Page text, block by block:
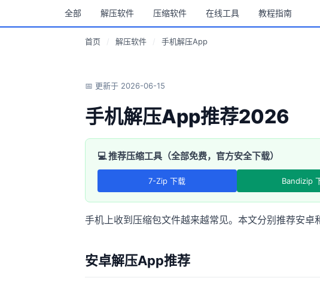
全部 解压软件 压缩软件 在线工具 教程指南
首页 / 解压软件 / 手机解压App
📅 更新于 2026-06-15
手机解压App推荐2026
💻 推荐压缩工具（全部免费，官方安全下载）
7-Zip 下载 Bandizip
手机上收到压缩包文件越来越常见。本文分别推荐安卓
安卓解压App推荐